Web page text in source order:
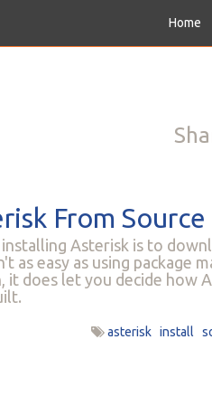
Home
From Source
Asterisk is to
as easy as using package
it does let you decide how
asterisk install